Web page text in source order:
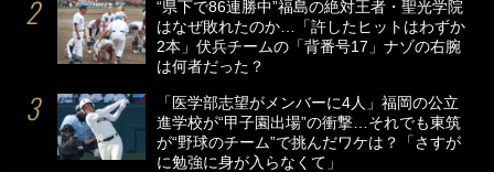
“県下で86連勝中”福島の絶対王者・聖光学院
はなぜ敗れたのか…「許したヒットはわずか
2本」伏兵チームの「背番号17」ナゾの右腕
は何者だった？
「医学部志望がメンバーに4人」福岡の公立
進学校が“甲子園出場”の衝撃…それでも東筑
が“野球のチーム”で挑んだワケは？「さすが
に勉強に身が入らなくて」